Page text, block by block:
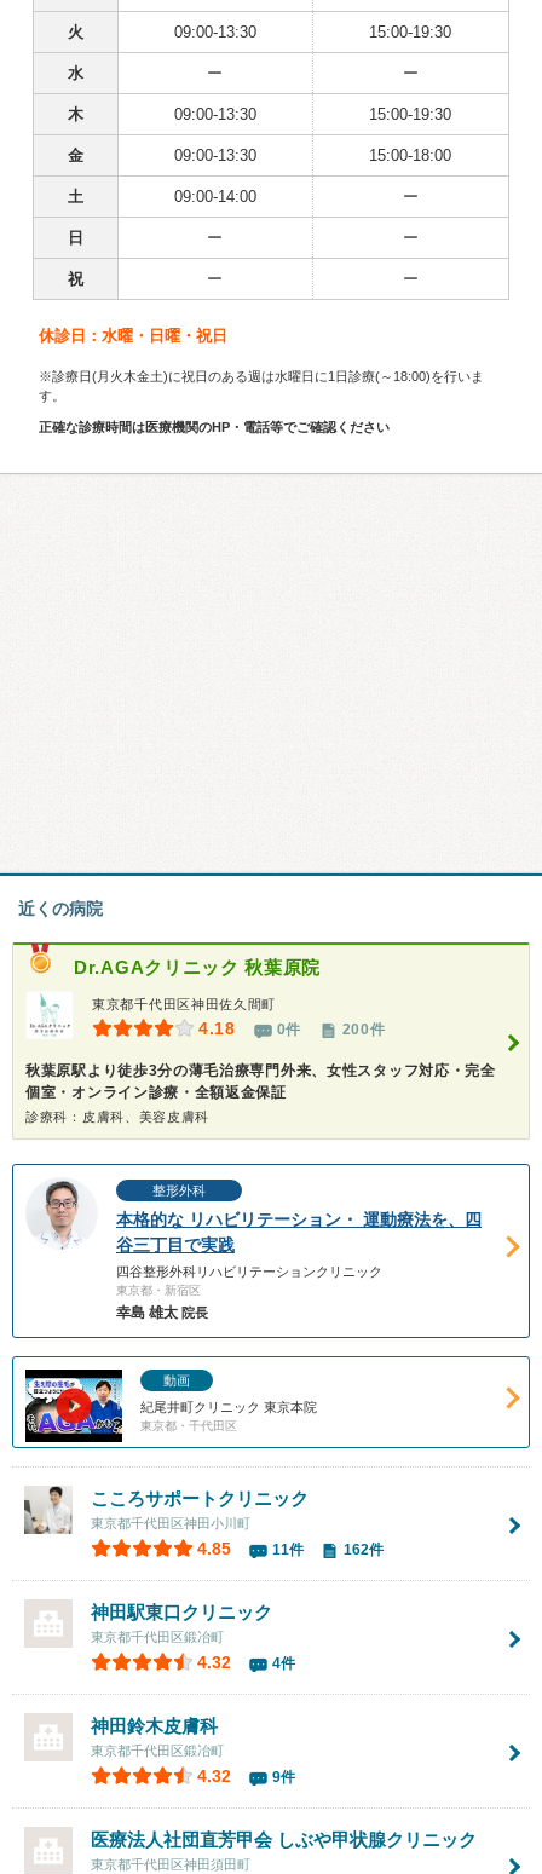
火 09:00-13:30 15:00-19:30
水 ー ー
木 09:00-13:30 15:00-19:30
金 09:00-13:30 15:00-18:00
土 09:00-14:00 ー
日 ー ー
祝 ー ー
休診日：水曜・日曜・祝日
※診療日(月火木金土)に祝日のある週は水曜日に1日診療(～18:00)を行いま
す。
正確な診療時間は医療機関のHP・電話等でご確認ください
近くの病院
Dr.AGAクリニック 秋葉原院
東京都千代田区神田佐久間町
4.18 0件 200件
秋葉原駅より徒歩3分の薄毛治療専門外来、女性スタッフ対応・完全
個室・オンライン診療・全額返金保証
診療科：皮膚科、美容皮膚科
整形外科
本格的な リハビリテーション・ 運動療法を、四
谷三丁目で実践
四谷整形外科リハビリテーションクリニック
東京都・新宿区
幸島 雄太 院長
動画
紀尾井町クリニック 東京本院
東京都・千代田区
こころサポートクリニック
東京都千代田区神田小川町
4.85 11件 162件
神田駅東口クリニック
東京都千代田区鍛冶町
4.32 4件
神田鈴木皮膚科
東京都千代田区鍛冶町
4.32 9件
医療法人社団直芳甲会 しぶや甲状腺クリニック
東京都千代田区神田須田町